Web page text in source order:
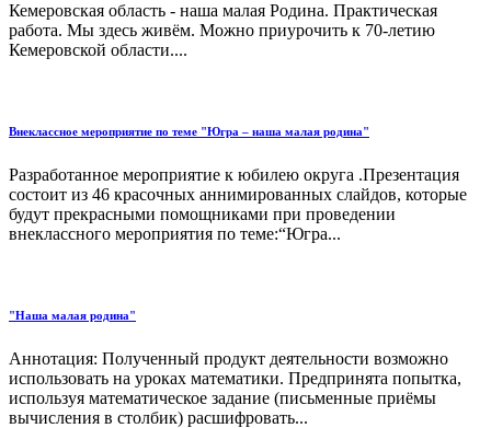
Кемеровская область - наша малая Родина. Практическая
работа. Мы здесь живём. Можно приурочить к 70-летию
Кемеровской области....
Внеклассное мероприятие по теме "Югра – наша малая родина"
Разработанное мероприятие к юбилею округа .Презентация
состоит из 46 красочных аннимированных слайдов, которые
будут прекрасными помощниками при проведении
внеклассного мероприятия по теме:“Югра...
"Наша малая родина"
Аннотация: Полученный продукт деятельности возможно
использовать на уроках математики. Предпринята попытка,
используя математическое задание (письменные приёмы
вычисления в столбик) расшифровать...